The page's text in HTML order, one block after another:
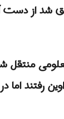
شد از دست
منتقل
اما در